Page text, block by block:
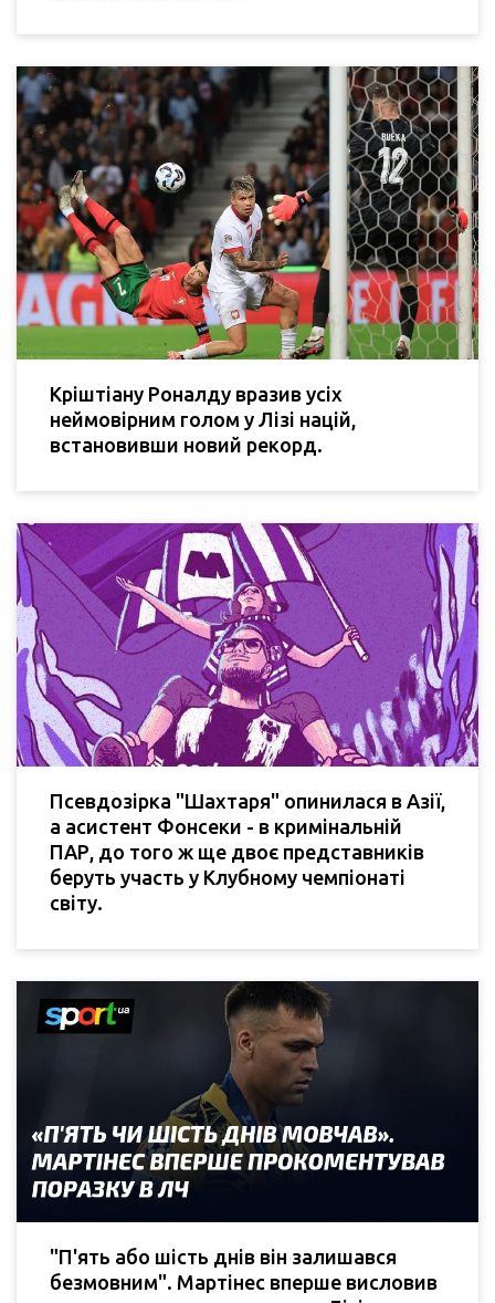
Кріштіану Роналду вразив усіх
неймовірним голом у Лізі націй,
встановивши новий рекорд.
Псевдозірка "Шахтаря" опинилася в Азії,
а асистент Фонсеки - в кримінальній
ПАР, до того ж ще двоє представників
беруть участь у Клубному чемпіонаті
світу.
"П'ять або шість днів він залишався
безмовним". Мартінес вперше висловив